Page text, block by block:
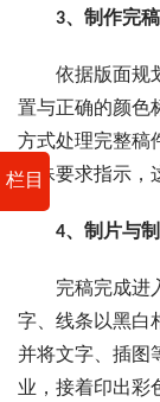
栏目
3、制作完稿
依据版面规划
置与正确的颜色
方式处理完整稿
特殊要求指示，
4、制片与
完稿完成进入
字、线条以黑白
并将文字、插图
业，接着印出彩